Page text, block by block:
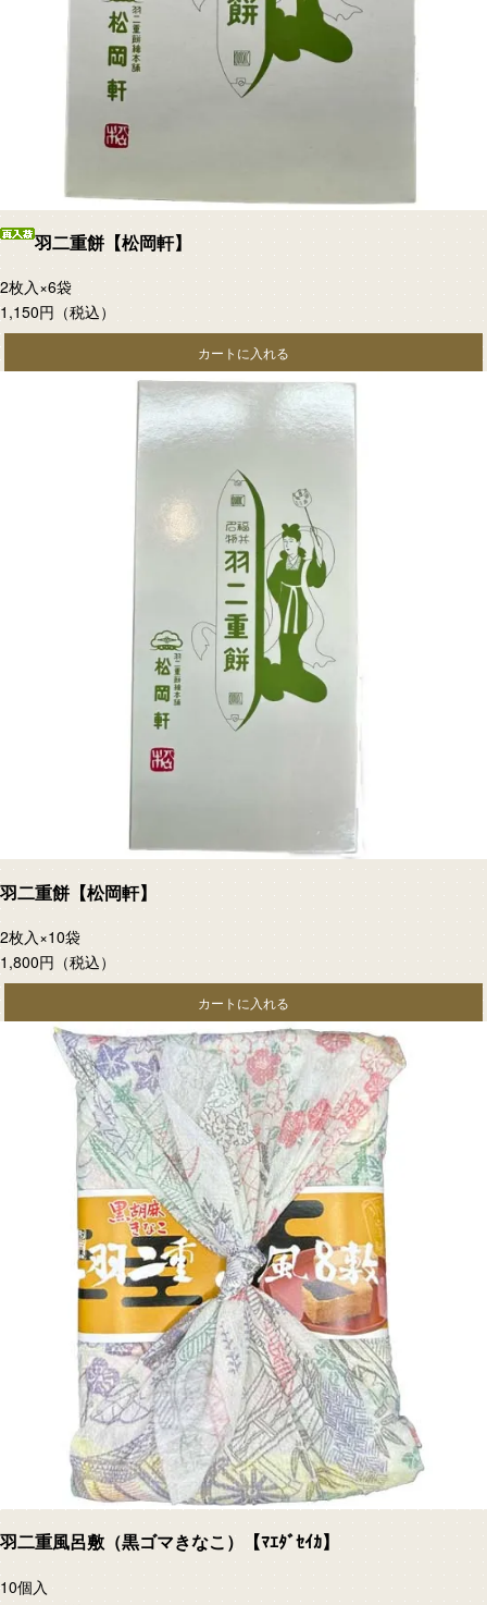
羽二重餅【松岡軒】
2枚入×6袋
1,150円 （税込）
カートに入れる
羽二重餅【松岡軒】
2枚入×10袋
1,800円 （税込）
カートに入れる
羽二重風呂敷（黒ゴマきなこ）【ﾏｴﾀﾞｾｲｶ】
10個入